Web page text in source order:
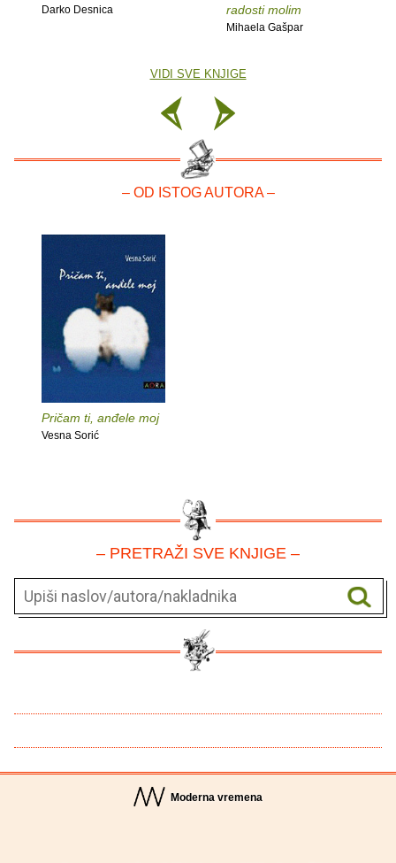
Darko Desnica
radosti molim
Mihaela Gašpar
VIDI SVE KNJIGE
– OD ISTOG AUTORA –
Pričam ti, anđele moj
Vesna Sorić
– PRETRAŽI SVE KNJIGE –
Moderna vremena